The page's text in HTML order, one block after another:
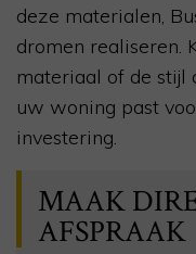
deze materialen,
dromen realiseren.
materiaal of de stijl
uw woning past
investering.
MAAK
AFSPRAAK